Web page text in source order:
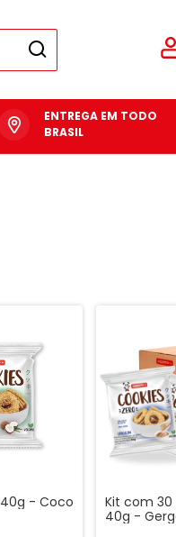
ENTREGA EM TODO
BRASIL
- Coco
Kit com 30
40g -